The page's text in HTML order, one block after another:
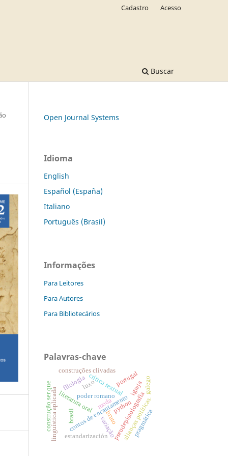
Buscar
Cadastro Acesso
Open Journal Systems
Idioma
English
Español (España)
Italiano
Português (Brasil)
Informações
Para Leitores
Para Autores
Para Bibliotecários
Palavras-chave
contos de encantamento
literatura oral
linguística aplicada python
brutopseudepistolografia
poder romano alianças políticas.
crítica textualportugal
moda
luxo igreja
construções clivadas
construção ser que galego
variação
filologia
brasil pragmática
estandarización